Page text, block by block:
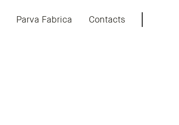
Parva Fabrica Contacts